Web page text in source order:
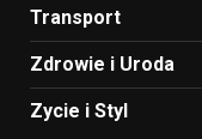
Transport
Zdrowie i Uroda
Zycie i Styl